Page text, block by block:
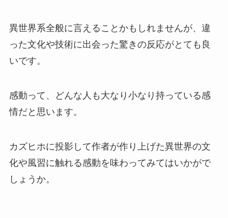
異世界系全般に言えることかもしれませんが、違
った文化や技術に出会った驚きの反応がとても良
いです。
感動って、どんな人も大なり小なり持っている感
情だと思います。
カズヒホに投影して作者が作り上げた異世界の文
化や風習に触れる感動を味わってみてはいかがで
しょうか。